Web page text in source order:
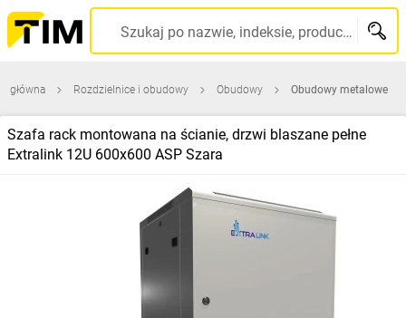
Szukaj po nazwie, indeksie, producencie, kodzie kreskowym...
główna Rozdzielnice i obudowy Obudowy Obudowy metalowe
Szafa rack montowana na ścianie, drzwi blaszane pełne
Extralink 12U 600x600 ASP Szara